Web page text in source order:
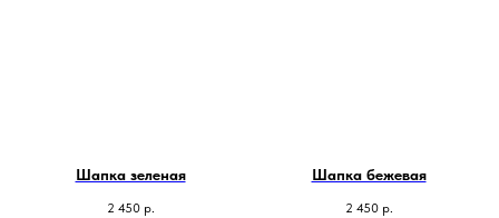
Шапка зеленая
2 450 р.
Шапка бежевая
2 450 р.